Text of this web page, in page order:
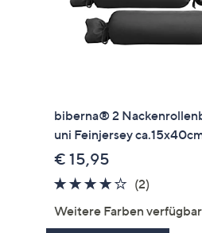
biberna® 2
uni Feinjersey
€ 15,95
4.0
(2)
Weitere Farben verfügbar